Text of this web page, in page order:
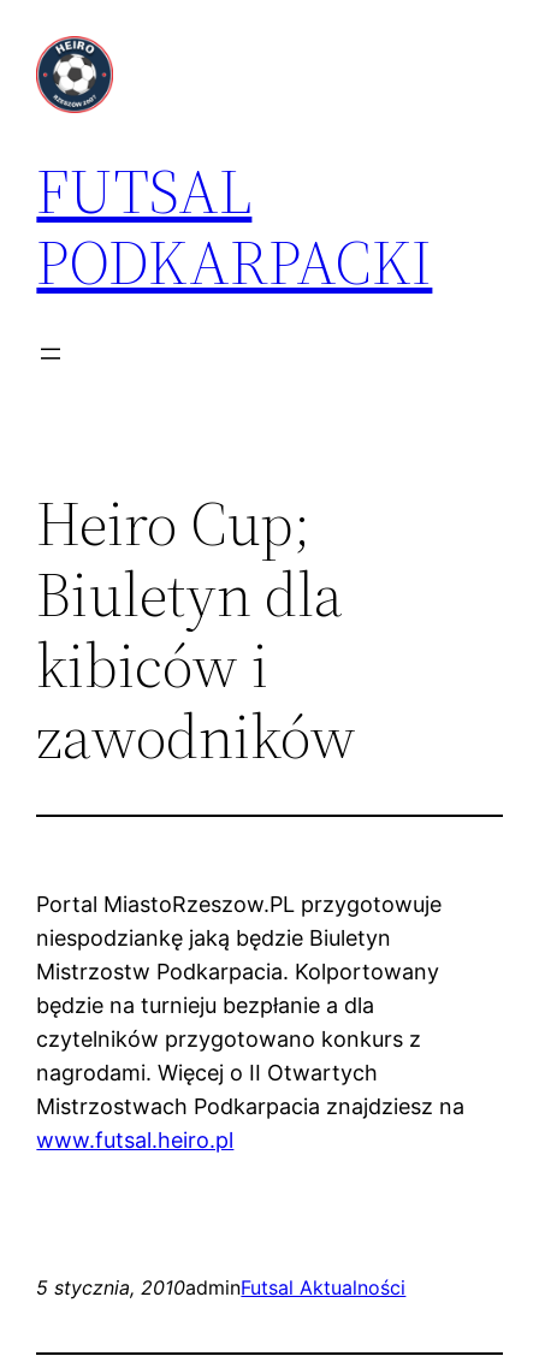
treści
FUTSAL
PODKARPACKI
Heiro Cup;
Biuletyn dla
kibiców i
zawodników
Portal MiastoRzeszow.PL przygotowuje
niespodziankę jaką będzie Biuletyn
Mistrzostw Podkarpacia. Kolportowany
będzie na turnieju bezpłanie a dla
czytelników przygotowano konkurs z
nagrodami. Więcej o II Otwartych
Mistrzostwach Podkarpacia znajdziesz na
www.futsal.heiro.pl
5 stycznia, 2010adminFutsal Aktualności